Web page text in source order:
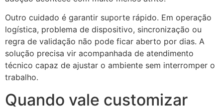
Outro cuidado é garantir suporte rápido. Em operação
logística, problema de dispositivo, sincronização ou
regra de validação não pode ficar aberto por dias. A
solução precisa vir acompanhada de atendimento
técnico capaz de ajustar o ambiente sem interromper o
trabalho.
Quando vale customizar